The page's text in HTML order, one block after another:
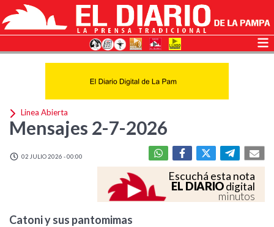
Linea Abierta
Mensajes 2-7-2026
02 JULIO 2026 - 00:00
Escuchá esta nota
EL DIARIOdigital
minutos
Catoni y sus pantomimas